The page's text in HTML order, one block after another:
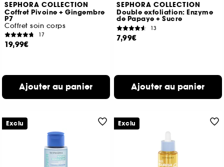
SEPHORA COLLECTION
Coffret Pivoine + Gingembre
P7
Coffret soin corps
17
19,99€
Ajouter au panier
SEPHORA COLLECTION
Double exfoliation: Enzyme
de Papaye + Sucre
13
7,99€
Ajouter au panier
Exclu Exclu